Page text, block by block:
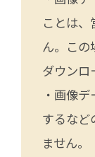
ことは
ん。この
ダウンロ
・画像
するなど
ません。